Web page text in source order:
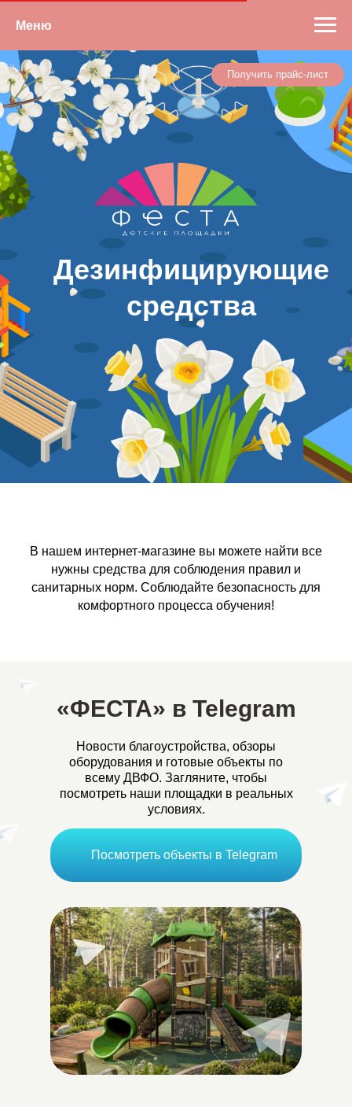
Меню
Получить прайс-лист
Дезинфицирующие
средства
В нашем интернет-магазине вы можете найти все
нужны средства для соблюдения правил и
санитарных норм. Соблюдайте безопасность для
комфортного процесса обучения!
«ФЕСТА» в Telegram
Посмотреть объекты в Telegram
Новости благоустройства, обзоры
оборудования и готовые объекты по
всему ДВФО. Загляните, чтобы
посмотреть наши площадки в реальных
условиях.